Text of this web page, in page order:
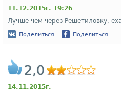
11.12.2015г. 19:26
Лучше чем через Решетиловку,
Поделиться Поделиться
2,0
14.11.2015г.